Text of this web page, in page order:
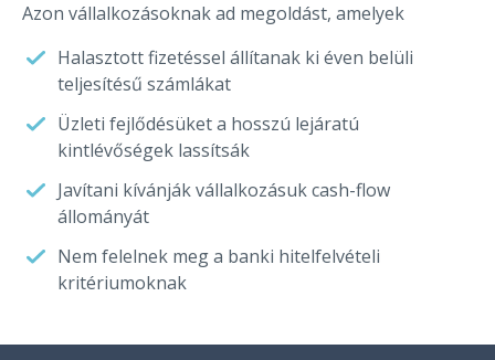
Azon vállalkozásoknak ad megoldást, amelyek
Halasztott fizetéssel állítanak ki éven belüli
teljesítésű számlákat
Üzleti fejlődésüket a hosszú lejáratú
kintlévőségek lassítsák
Javítani kívánják vállalkozásuk cash-flow
állományát
Nem felelnek meg a banki hitelfelvételi
kritériumoknak